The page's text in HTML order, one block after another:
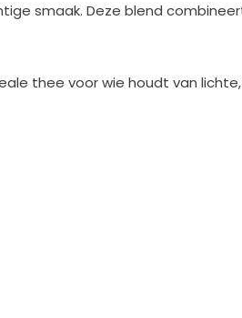
smaak. Deze blend
thee voor wie houdt van